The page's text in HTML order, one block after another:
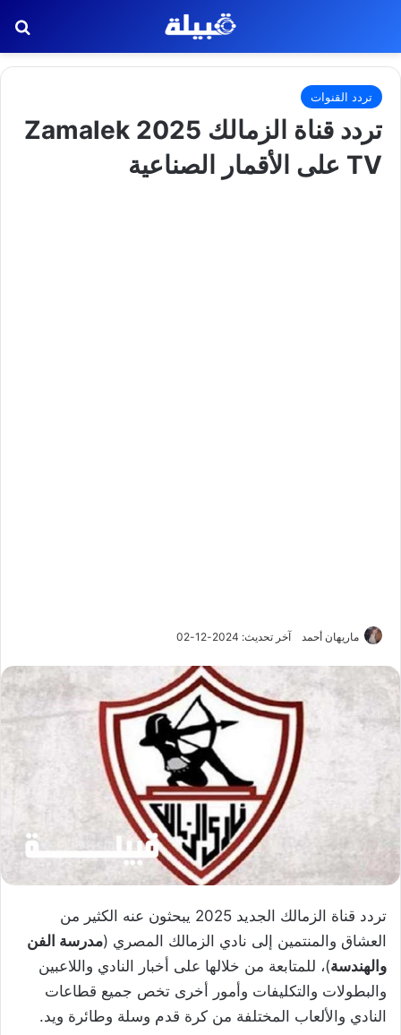
تردد القنوات
تردد قناة الزمالك 2025 Zamalek
TV على الأقمار الصناعية
ماريهان أحمد آخر تحديث: 2024-12-02
تردد قناة الزمالك الجديد 2025 يبحثون عنه الكثير من
العشاق والمنتمين إلى نادي الزمالك المصري (مدرسة الفن
والهندسة)، للمتابعة من خلالها على أخبار النادي واللاعبين
والبطولات والتكليفات وأمور أخرى تخص جميع قطاعات
النادي والألعاب المختلفة من كرة قدم وسلة وطائرة ويد.